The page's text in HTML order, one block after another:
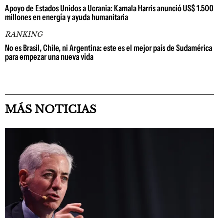
Apoyo de Estados Unidos a Ucrania: Kamala Harris anunció US$ 1.500
millones en energía y ayuda humanitaria
RANKING
No es Brasil, Chile, ni Argentina: este es el mejor país de Sudamérica
para empezar una nueva vida
MÁS NOTICIAS